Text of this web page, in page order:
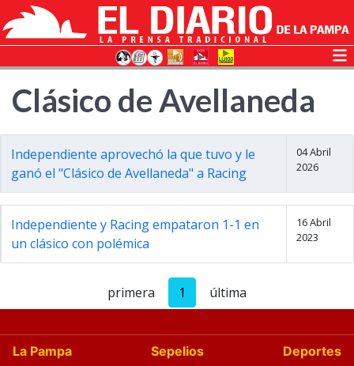
Clásico de Avellaneda
Independiente aprovechó la que tuvo y le
ganó el "Clásico de Avellaneda" a Racing
04 Abril
2026
Independiente y Racing empataron 1-1 en
un clásico con polémica
16 Abril
2023
primera 1 última
La Pampa Sepelios
Deportes